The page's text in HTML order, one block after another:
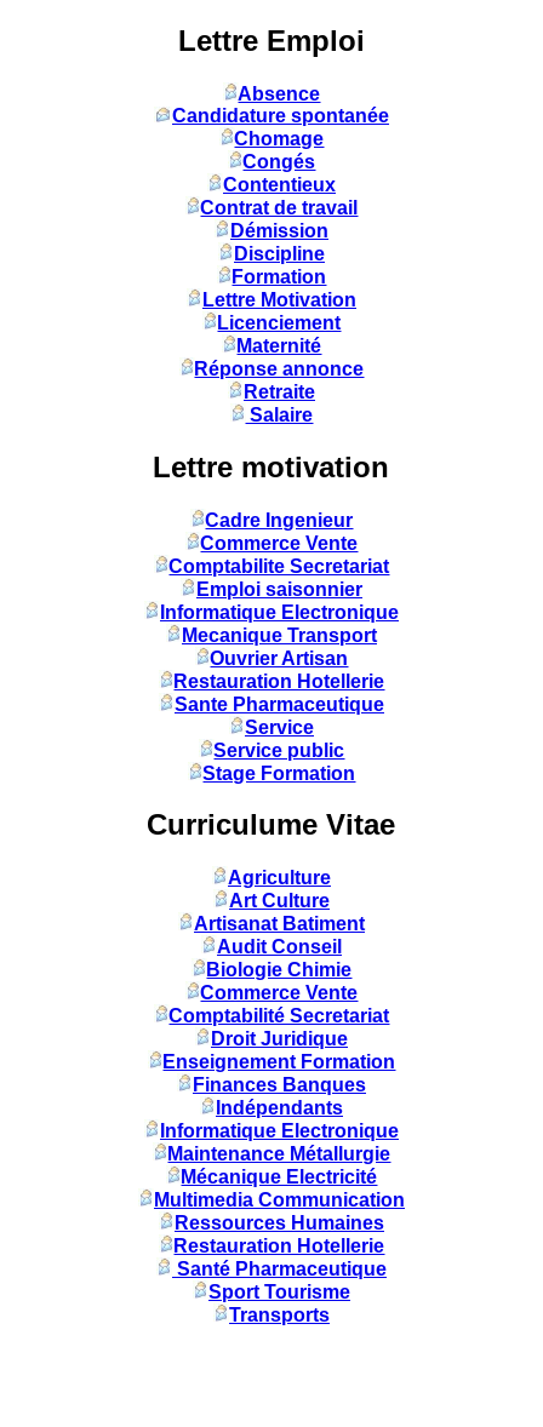
Lettre Emploi
Absence
Candidature spontanée
Chomage
Congés
Contentieux
Contrat de travail
Démission
Discipline
Formation
Lettre Motivation
Licenciement
Maternité
Réponse annonce
Retraite
Salaire
Lettre motivation
Cadre Ingenieur
Commerce Vente
Comptabilite Secretariat
Emploi saisonnier
Informatique Electronique
Mecanique Transport
Ouvrier Artisan
Restauration Hotellerie
Sante Pharmaceutique
Service
Service public
Stage Formation
Curriculume Vitae
Agriculture
Art Culture
Artisanat Batiment
Audit Conseil
Biologie Chimie
Commerce Vente
Comptabilité Secretariat
Droit Juridique
Enseignement Formation
Finances Banques
Indépendants
Informatique Electronique
Maintenance Métallurgie
Mécanique Electricité
Multimedia Communication
Ressources Humaines
Restauration Hotellerie
Santé Pharmaceutique
Sport Tourisme
Transports